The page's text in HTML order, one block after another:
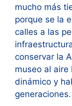
mucho más
porque se la
calles a las
conservar la
museo al aire
dinámico y
generaciones.